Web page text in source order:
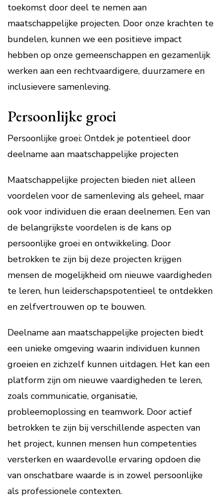
toekomst door deel te nemen aan
maatschappelijke projecten. Door onze krachten te
bundelen, kunnen we een positieve impact
hebben op onze gemeenschappen en gezamenlijk
werken aan een rechtvaardigere, duurzamere en
inclusievere samenleving.
Persoonlijke groei
Persoonlijke groei: Ontdek je potentieel door
deelname aan maatschappelijke projecten
Maatschappelijke projecten bieden niet alleen
voordelen voor de samenleving als geheel, maar
ook voor individuen die eraan deelnemen. Een van
de belangrijkste voordelen is de kans op
persoonlijke groei en ontwikkeling. Door
betrokken te zijn bij deze projecten krijgen
mensen de mogelijkheid om nieuwe vaardigheden
te leren, hun leiderschapspotentieel te ontdekken
en zelfvertrouwen op te bouwen.
Deelname aan maatschappelijke projecten biedt
een unieke omgeving waarin individuen kunnen
groeien en zichzelf kunnen uitdagen. Het kan een
platform zijn om nieuwe vaardigheden te leren,
zoals communicatie, organisatie,
probleemoplossing en teamwork. Door actief
betrokken te zijn bij verschillende aspecten van
het project, kunnen mensen hun competenties
versterken en waardevolle ervaring opdoen die
van onschatbare waarde is in zowel persoonlijke
als professionele contexten.